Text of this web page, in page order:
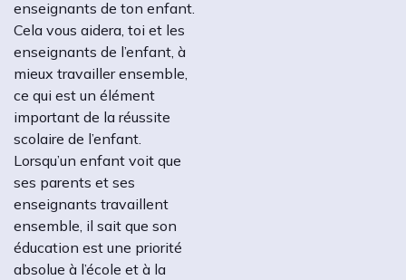
enseignants de ton enfant.
Cela vous aidera, toi et les
enseignants de l’enfant, à
mieux travailler ensemble,
ce qui est un élément
important de la réussite
scolaire de l’enfant.
Lorsqu’un enfant voit que
ses parents et ses
enseignants travaillent
ensemble, il sait que son
éducation est une priorité
absolue à l’école et à la